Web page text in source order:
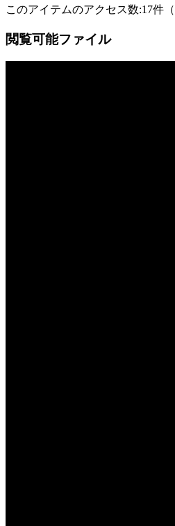
このアイテムのアクセス数:17件 （
閲覧可能ファイル